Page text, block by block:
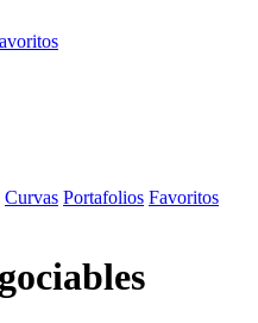
Curvas Portafolios Favoritos